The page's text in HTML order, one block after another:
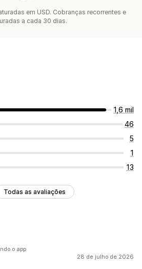
em USD. Cobranças recorrentes e
a cada 30 dias.
1,6 mil
46
5
1
13
Todas as avaliações
28 de julho de 2026
o app